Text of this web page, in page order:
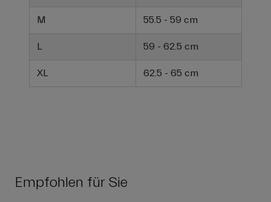
M 55.5 - 59 cm
L 59 - 62.5 cm
XL 62.5 - 65 cm
Empfohlen für Sie